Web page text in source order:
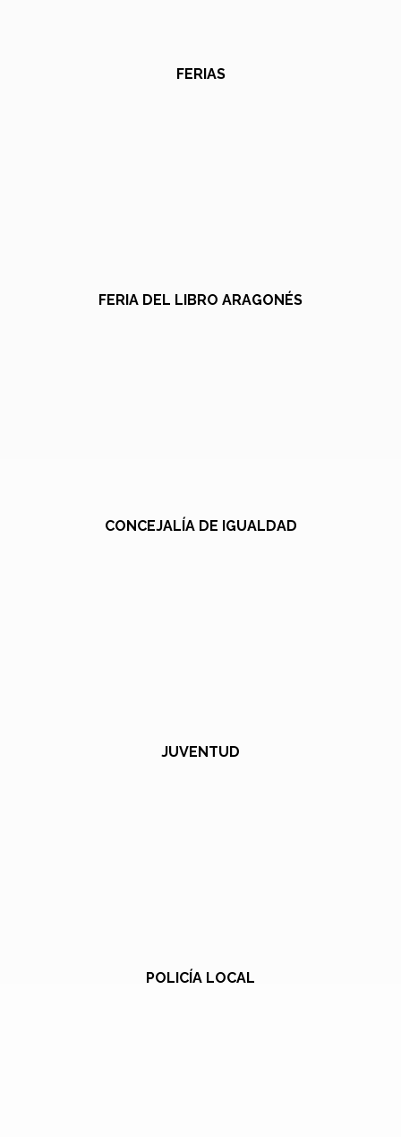
FERIAS
FERIA DEL LIBRO ARAGONÉS
CONCEJALÍA DE IGUALDAD
JUVENTUD
POLICÍA LOCAL